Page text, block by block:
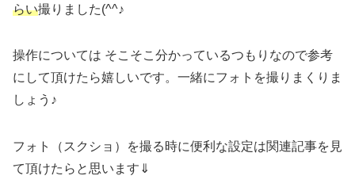
らい撮りました(^^♪
操作については そこそこ分かっているつもりなので参考
にして頂けたら嬉しいです。一緒にフォトを撮りまくりま
しょう♪
フォト（スクショ）を撮る時に便利な設定は関連記事を見
て頂けたらと思います⇓